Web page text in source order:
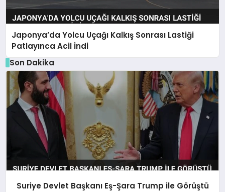
Japonya’da Yolcu Uçağı Kalkış Sonrası Lastiği
Patlayınca Acil İndi
Son Dakika
Suriye Devlet Başkanı Eş-Şara Trump ile Görüştü